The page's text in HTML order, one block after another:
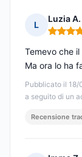
L
Luzia A.
Nota: 5
Pubblicato il
a seguito di un
Temevo che
Ma ora lo ha
Recensione